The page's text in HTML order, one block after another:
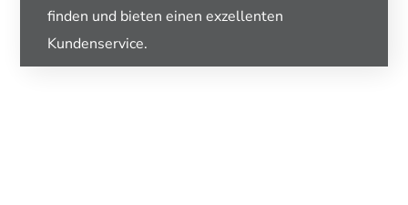
finden und bieten einen exzellenten
Kundenservice.